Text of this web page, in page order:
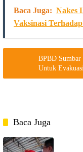
Baca Juga: Nakes
Vaksinasi
BPBD
Untuk
Baca Juga